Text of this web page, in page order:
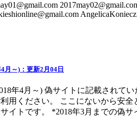
月～)：更新2月04日
年4月～) 偽サイトに記載されて
用ください。 ここにないから安
イトです。 *2018年3月までの偽